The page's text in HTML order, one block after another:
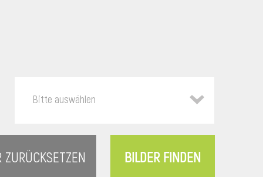
Bitte auswählen